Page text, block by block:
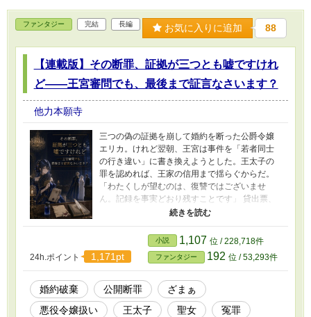
8話完結。
ファンタジー 完結 長編 お気に入りに追加 88
【連載版】その断罪、証拠が三つとも嘘ですけれ
ど――王宮審問でも、最後まで証言なさいます？
他力本願寺
三つの偽の証拠を崩して婚約を断った公爵令嬢
エリカ。けれど翌朝、王宮は事件を「若者同士
の行き違い」に書き換えようとした。王太子の
罪を認めれば、王家の信用まで揺らぐからだ。
「わたくしが望むのは、復讐ではございませ
ん。記録を事実どおり残すことです」 貸出票、
税調査の保留、学院の通行証。別々に残った三
本の記録は王太子執務室へ集まるが、命令者の
署名だけがない。 冤罪を仕組んだ王太子、偽の
脅迫状を書いた聖女、嘘の目撃者。そして彼ら
を守ろうとした王宮は、誰にどの責任を負わせ
るのか。 公開断罪を論破して終わりではありま
せん。王太子印の返納、聖女職の剥奪、王宮の
公式謝罪までを場面で描く、理路整然とした法
廷ミステリ型ざまぁ。全18話完結。 ※復縁な
24h.ポイント 1,171pt
小説 1,107 位 / 228,718件
ファンタジー 192 位 / 53,293件
婚約破棄 公開断罪
ざまぁ
悪役令嬢扱い
王太子 聖女
冤罪